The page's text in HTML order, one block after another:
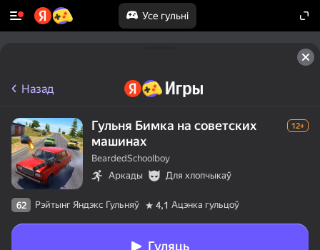
Усе гульні
Назад
Гульня Бимка на советских
машинах
12+
BeardedSchoolboy
Аркады
Для хлопчыкаў
62 Рэйтынг Яндэкс Гульняў 4,1 Ацэнка гульцоў
Гуляць